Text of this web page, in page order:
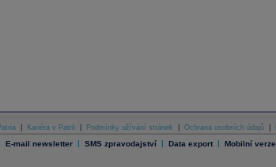
Kariéra v Patrii Podmínky užívání stránek Ochrana osobních údajů
E-mail newsletter | SMS zpravodajství | Data export | Mobilní verze